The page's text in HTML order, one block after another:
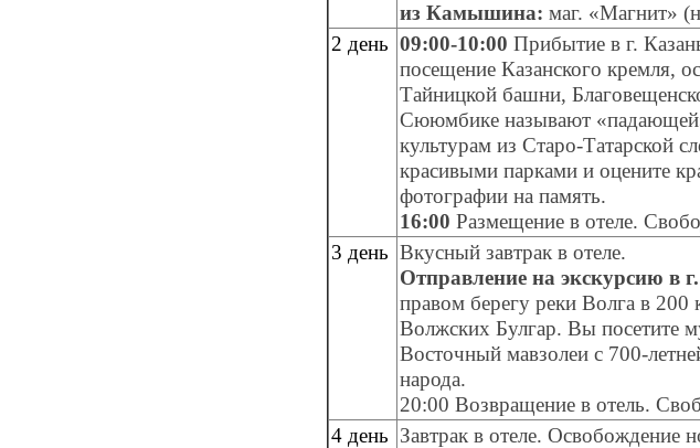
из Камышина: маг. «Магнит»
2 день 09:00-10:00 Прибытие в г.
посещение Казанского кремля,
Тайницкой башни,
Сююмбике называют
культурам из Старо-Татарской
красивыми парками и оцените
фотографии на память.
16:00 Размещение в отеле.
3 день Вкусный завтрак в отеле.
Отправление на экскурсию в
правом берегу реки Волга в 200
Волжских Булгар. Вы посетите
Восточный мавзолеи с 700-
народа.
20:00 Возвращение в отель.
4 день Завтрак в отеле. Освобождение